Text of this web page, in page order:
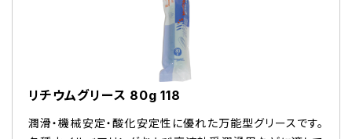
リチウムグリース 80g 118
潤滑・機械安定・酸化安定性に優れた万能型グリースです。